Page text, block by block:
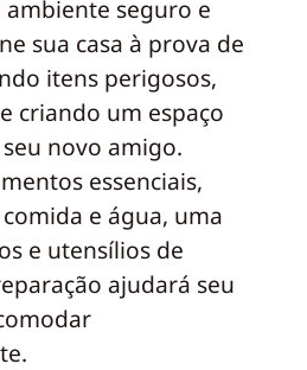
seguro e
sua casa à prova de
itens perigosos,
criando um espaço
novo amigo.
essenciais,
e água, uma
e utensílios de
ajudará seu